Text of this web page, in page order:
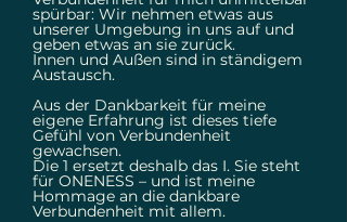
spürbar: Wir nehmen etwas aus
unserer Umgebung in uns auf und
geben etwas an sie zurück.
Innen und Außen sind in ständigem
Austausch.
Aus der Dankbarkeit für meine
eigene Erfahrung ist dieses tiefe
Gefühl von Verbundenheit
gewachsen.
Die 1 ersetzt deshalb das I. Sie steht
für ONENESS – und ist meine
Hommage an die dankbare
Verbundenheit mit allem.